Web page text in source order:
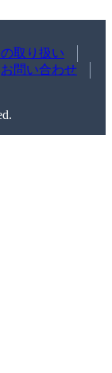
取り扱い
お問い合わせ